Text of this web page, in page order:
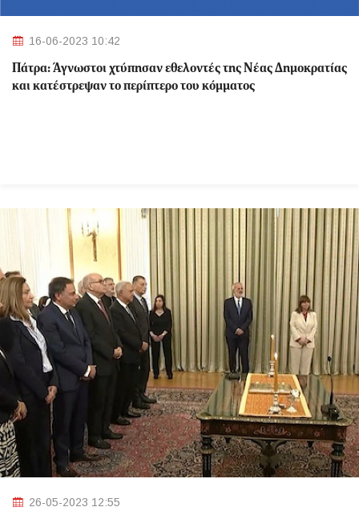
16-06-2023 10:42
Πάτρα: Άγνωστοι χτύπησαν εθελοντές της Νέας Δημοκρατίας
και κατέστρεψαν το περίπτερο του κόμματος
26-05-2023 12:55